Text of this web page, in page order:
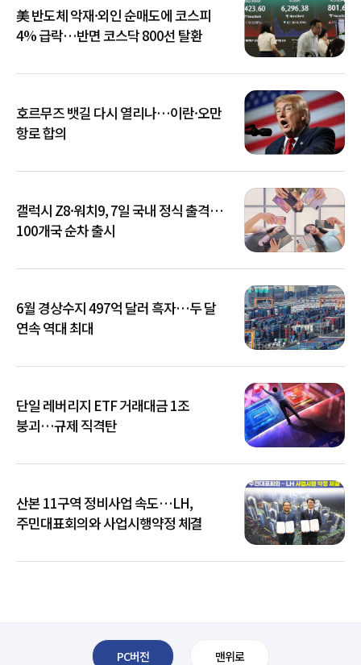
美 반도체 악재·외인 순매도에 코스피
4% 급락…반면 코스닥 800선 탈환
호르무즈 뱃길 다시 열리나…이란·오만
항로 합의
갤럭시 Z8·워치9, 7일 국내 정식 출격…
100개국 순차 출시
6월 경상수지 497억 달러 흑자…두 달
연속 역대 최대
단일 레버리지 ETF 거래대금 1조
붕괴…규제 직격탄
산본 11구역 정비사업 속도…LH,
주민대표회의와 사업시행약정 체결
PC버전 맨위로